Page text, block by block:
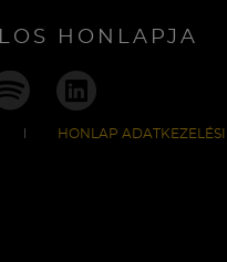
HONLAPJA
HONLAP